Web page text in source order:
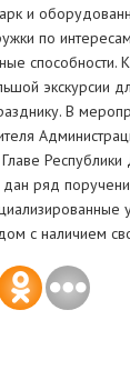
и
по
экскурсии
В
ряд
с наличием